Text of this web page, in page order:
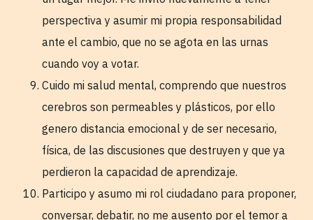
perspectiva y asumir mi propia responsabilidad
ante el cambio, que no se agota en las urnas
cuando voy a votar.
Cuido mi salud mental, comprendo que nuestros
cerebros son permeables y plásticos, por ello
genero distancia emocional y de ser necesario,
física, de las discusiones que destruyen y que ya
perdieron la capacidad de aprendizaje.
Participo y asumo mi rol ciudadano para proponer,
conversar, debatir, no me ausento por el temor a